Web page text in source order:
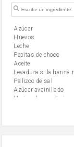
Azúcar
huevos
leche
Pepitas de choco
aceite
Levadura si la harina
Pellizco de sal
Azúcar avainillado
Harina de reposteria
mantequilla